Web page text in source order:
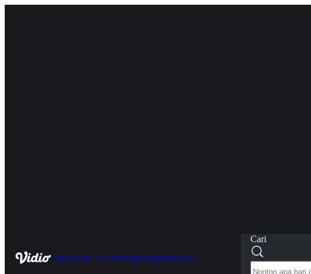
HomeLiveTV ShowSportsKidsNews
Cari